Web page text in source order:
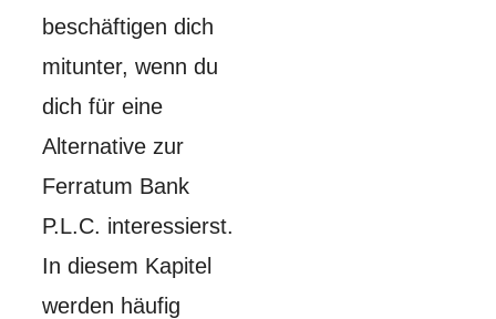
beschäftigen dich
mitunter, wenn du
dich für eine
Alternative zur
Ferratum Bank
P.L.C. interessierst.
In diesem Kapitel
werden häufig